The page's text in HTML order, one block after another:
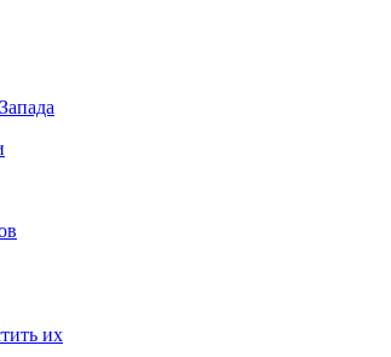
их